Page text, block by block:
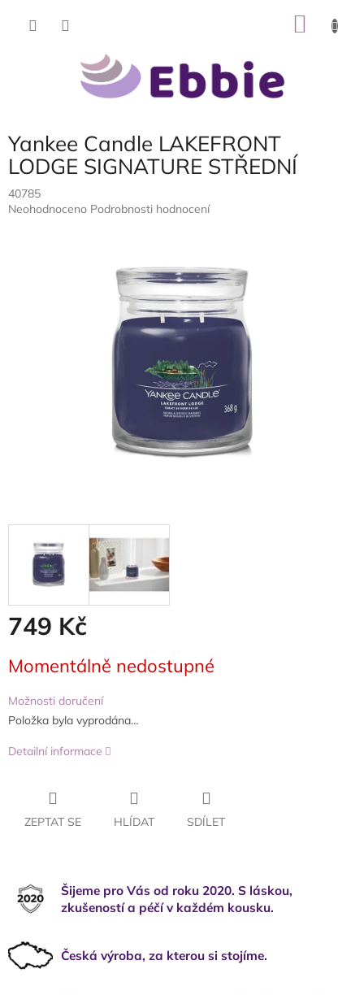
Yankee Candle LAKEFRONT
LODGE SIGNATURE STŘEDNÍ
40785
Průměrné
Neohodnoceno Podrobnosti hodnocení
749 Kč
cena:
Momentálně nedostupné
Možnosti doručení
Položka byla vyprodána…
Detailní informace
ZEPTAT SE HLÍDAT SDÍLET
Šijeme pro Vás od roku 2020. S láskou,
zkušeností a péčí v každém kousku.
Česká výroba, za kterou si stojíme.